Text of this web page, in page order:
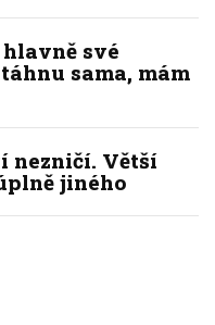
své
sama, mám
nezničí. Větší
jiného